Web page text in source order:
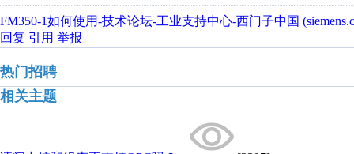
FM350-1如何使用-技术论坛-工业支持中心-西门子中国
回复 引用 举报
热门招聘
相关主题